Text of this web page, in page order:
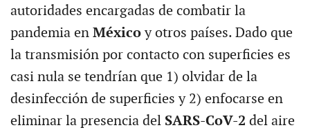
autoridades encargadas de combatir la
pandemia en Méxicoy otros países. Dado que
la transmisión por contacto con superficies es
casi nula se tendrían que 1) olvidar de la
desinfección de superficies y 2) enfocarse en
eliminar la presencia del SARS-CoV-2 del aire